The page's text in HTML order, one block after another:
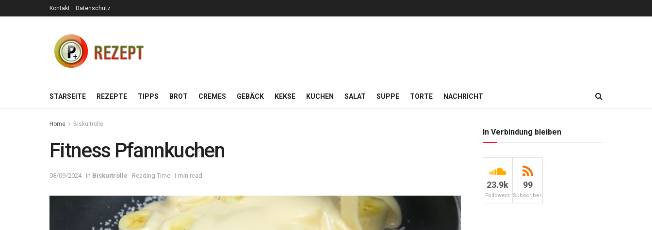
Kontakt Datenschutz
STARSEITE REZEPTE TIPPS BROT CREMES GEBÄCK KEKSE KUCHEN SALAT SUPPE TORTE NACHRICHT
Home Biskuitrolle
Fitness Pfannkuchen
08/09/2024 in Biskuitrolle Reading Time: 1 min read
In Verbindung bleiben
23.9k
Followers
99
Subscribers